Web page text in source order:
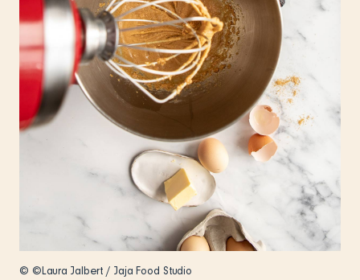
© ©Laura Jalbert / Jaja Food Studio